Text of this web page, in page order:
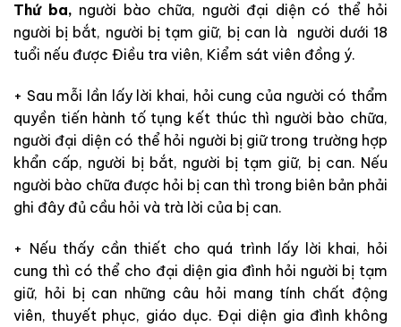
Thứ ba, người bào chữa, người đại diện có thể hỏi
người bị bắt, người bị tạm giữ, bị can là người dưới 18
tuổi nếu được Điều tra viên, Kiểm sát viên đồng ý.
+ Sau mỗi lần lấy lời khai, hỏi cung của người có thẩm
quyền tiến hành tố tụng kết thúc thì người bào chữa,
người đại diện có thể hỏi người bị giữ trong trường hợp
khẩn cấp, người bị bắt, người bị tạm giữ, bị can. Nếu
người bào chữa được hỏi bị can thì trong biên bản phải
ghi đây đủ cầu hỏi và trà lời của bị can.
+ Nếu thấy cần thiết cho quá trình lấy lời khai, hỏi
cung thì có thể cho đại diện gia đình hỏi người bị tạm
giữ, hỏi bị can những câu hỏi mang tính chất động
viên, thuyết phục, giáo dục. Đại diện gia đình không